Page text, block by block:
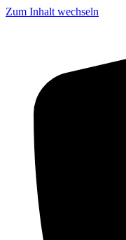
Zum Inhalt wechseln